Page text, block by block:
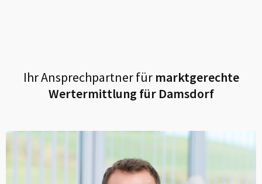
Ihr Ansprechpartner fürmarktgerechte
Wertermittlung für Damsdorf